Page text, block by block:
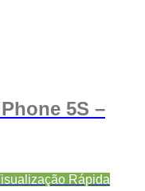
5S –
Rápida